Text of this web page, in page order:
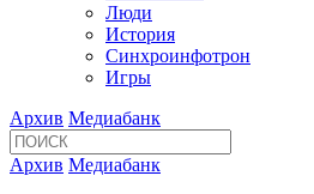
Люди
История
Синхроинфотрон
Игры
Архив Медиабанк
Архив Медиабанк